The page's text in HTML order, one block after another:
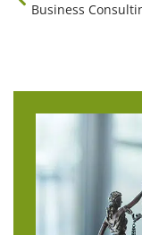
Business